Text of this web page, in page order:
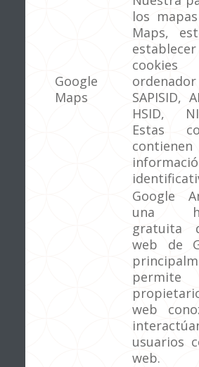
Google
Maps
los
Maps,
SAPISID,
HSID,
Estas
contienen
Google
una
gratuita
web de
web
usuarios
web.